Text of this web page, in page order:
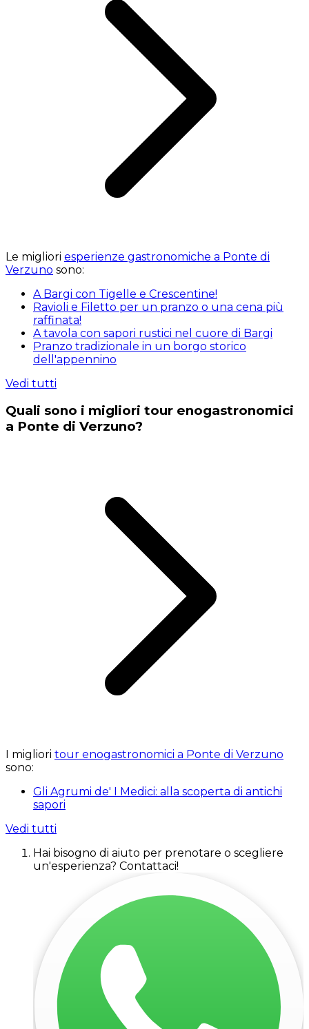
Le migliori esperienze gastronomiche a Ponte di
Verzuno sono:
A Bargi con Tigelle e Crescentine!
Ravioli e Filetto per un pranzo o una cena più
raffinata!
A tavola con sapori rustici nel cuore di Bargi
Pranzo tradizionale in un borgo storico
dell'appennino
Vedi tutti
Quali sono i migliori tour enogastronomici
a Ponte di Verzuno?
I migliori tour enogastronomici a Ponte di Verzuno
sono:
Gli Agrumi de' I Medici: alla scoperta di antichi
sapori
Vedi tutti
Hai bisogno di aiuto per prenotare o scegliere
un'esperienza? Contattaci!